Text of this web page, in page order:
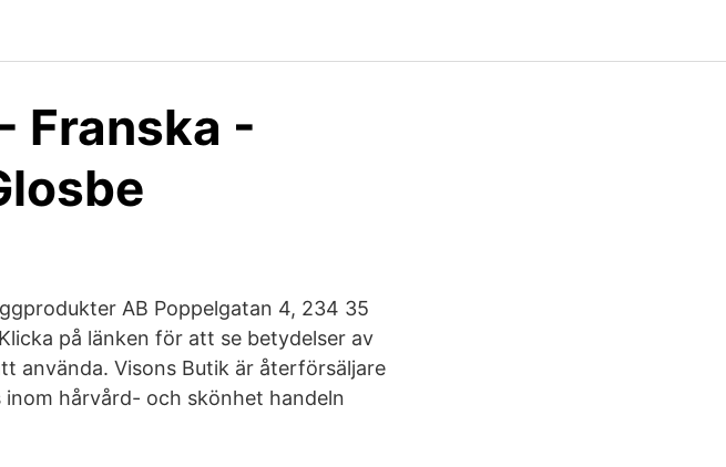
Franska -
AB Poppelgatan 4, 234 35
på länken för att se betydelser av
använda. Visons Butik är återförsäljare
hårvård- och skönhet handeln